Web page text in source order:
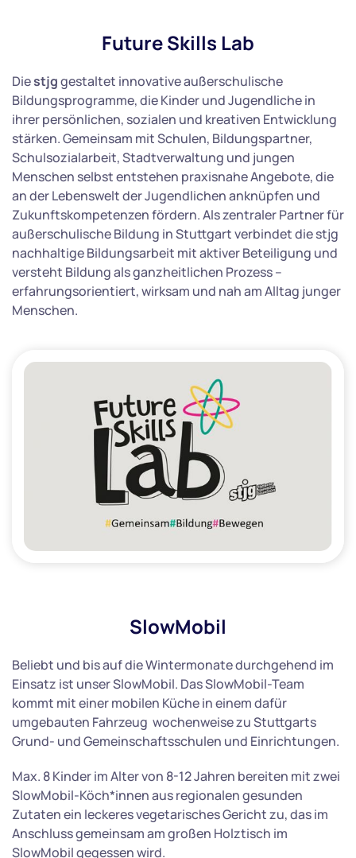
Future Skills Lab
Diestjggestaltet innovative außerschulische
Bildungsprogramme, die Kinder und Jugendliche in
ihrer persönlichen, sozialen und kreativen Entwicklung
stärken. Gemeinsam mit Schulen, Bildungspartner,
Schulsozialarbeit, Stadtverwaltung und jungen
Menschen selbst entstehen praxisnahe Angebote, die
an der Lebenswelt der Jugendlichen anknüpfen und
Zukunftskompetenzen fördern. Als zentraler Partner für
außerschulische Bildung in Stuttgart verbindet die stjg
nachhaltige Bildungsarbeit mit aktiver Beteiligung und
versteht Bildung als ganzheitlichen Prozess –
erfahrungsorientiert, wirksam und nah am Alltag junger
Menschen.
SlowMobil
Beliebt und bis auf die Wintermonate durchgehend im
Einsatz ist unser SlowMobil. Das SlowMobil-Team
kommt mit einer mobilen Küche in einem dafür
umgebauten Fahrzeug wochenweise zu Stuttgarts
Grund- und Gemeinschaftsschulen und Einrichtungen.
Max. 8 Kinder im Alter von 8-12 Jahren bereiten mit zwei
SlowMobil-Köch*innen aus regionalen gesunden
Zutaten ein leckeres vegetarisches Gericht zu, das im
Anschluss gemeinsam am großen Holztisch im
SlowMobil gegessen wird.